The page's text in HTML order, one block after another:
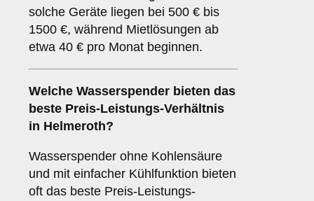
solche Geräte liegen bei 500 € bis
1500 €, während Mietlösungen ab
etwa 40 € pro Monat beginnen.
Welche Wasserspender bieten das
beste Preis-Leistungs-Verhältnis
in Helmeroth?
Wasserspender ohne Kohlensäure
und mit einfacher Kühlfunktion bieten
oft das beste Preis-Leistungs-